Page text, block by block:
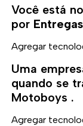
Você está
por
Agregar
Uma
quando se
Motoboys .
Agregar